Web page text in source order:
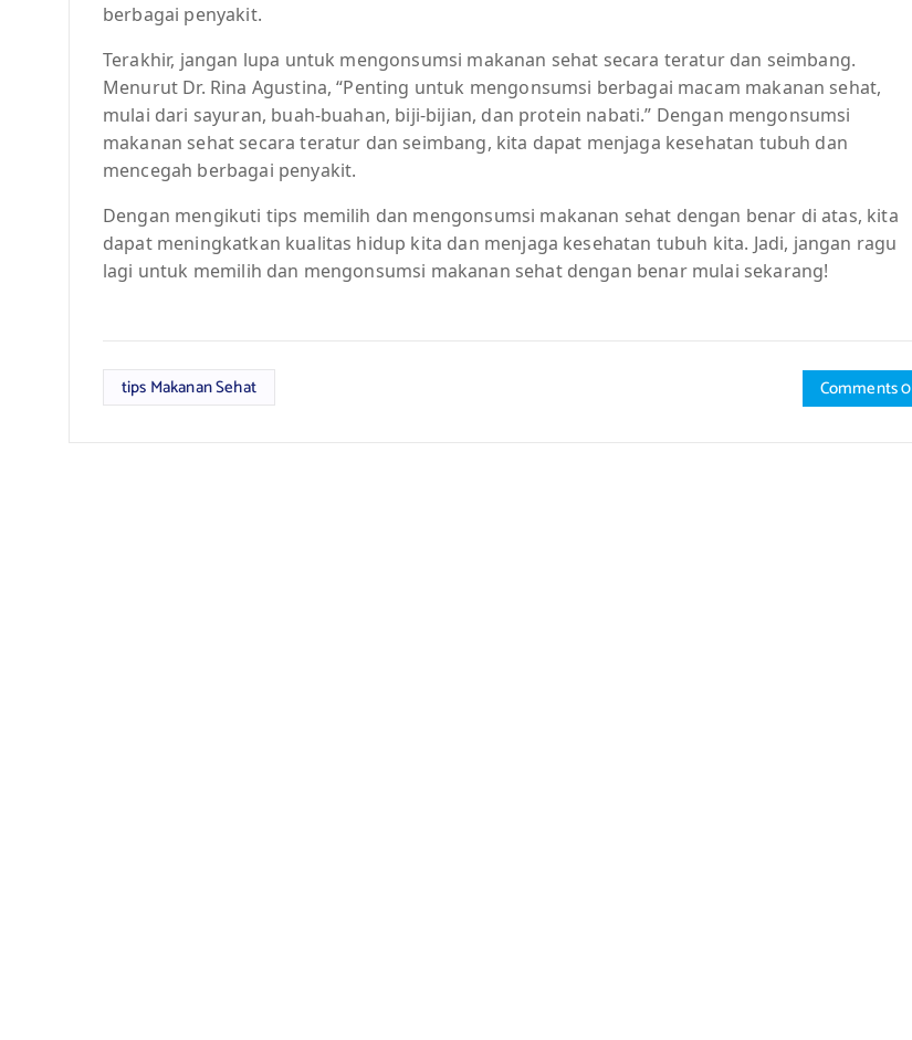
berbagai penyakit.
Terakhir, jangan lupa untuk mengonsumsi makanan sehat secara teratur dan seimbang.
Menurut Dr. Rina Agustina, “Penting untuk mengonsumsi berbagai macam makanan sehat,
mulai dari sayuran, buah-buahan, biji-bijian, dan protein nabati.” Dengan mengonsumsi
makanan sehat secara teratur dan seimbang, kita dapat menjaga kesehatan tubuh dan
mencegah berbagai penyakit.
Dengan mengikuti tips memilih dan mengonsumsi makanan sehat dengan benar di atas, kita
dapat meningkatkan kualitas hidup kita dan menjaga kesehatan tubuh kita. Jadi, jangan ragu
lagi untuk memilih dan mengonsumsi makanan sehat dengan benar mulai sekarang!
tips Makanan Sehat Comments 0